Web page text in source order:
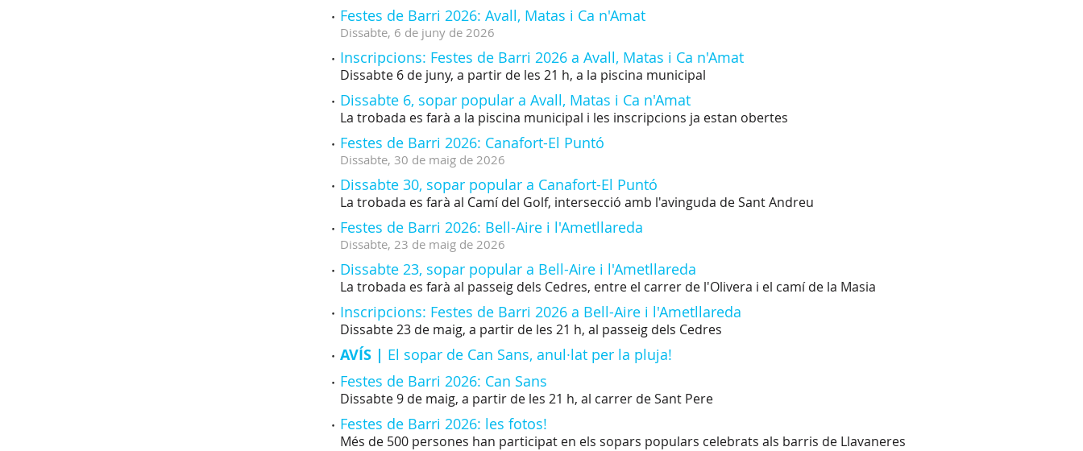
Festes de Barri 2026: Avall, Matas i Ca n'Amat
Dissabte, 6 de juny de 2026
Inscripcions: Festes de Barri 2026 a Avall, Matas i Ca n'Amat
Dissabte 6 de juny, a partir de les 21 h, a la piscina municipal
Dissabte 6, sopar popular a Avall, Matas i Ca n'Amat
La trobada es farà a la piscina municipal i les inscripcions ja estan obertes
Festes de Barri 2026: Canafort-El Puntó
Dissabte, 30 de maig de 2026
Dissabte 30, sopar popular a Canafort-El Puntó
La trobada es farà al Camí del Golf, intersecció amb l'avinguda de Sant Andreu
Festes de Barri 2026: Bell-Aire i l'Ametllareda
Dissabte, 23 de maig de 2026
Dissabte 23, sopar popular a Bell-Aire i l'Ametllareda
La trobada es farà al passeig dels Cedres, entre el carrer de l'Olivera i el camí de la Masia
Inscripcions: Festes de Barri 2026 a Bell-Aire i l'Ametllareda
Dissabte 23 de maig, a partir de les 21 h, al passeig dels Cedres
AVÍS | El sopar de Can Sans, anul·lat per la pluja!
Festes de Barri 2026: Can Sans
Dissabte 9 de maig, a partir de les 21 h, al carrer de Sant Pere
Festes de Barri 2026: les fotos!
Més de 500 persones han participat en els sopars populars celebrats als barris de Llavaneres